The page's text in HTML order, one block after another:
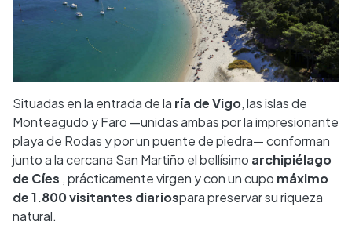
Situadas en la entrada de la ría de Vigo, las islas de
Monteagudo y Faro —unidas ambas por la impresionante
playa de Rodas y por un puente de piedra— conforman
junto a la cercana San Martiño el bellísimo archipiélago
de Cíes , prácticamente virgen y con un cupo máximo
de 1.800 visitantes diariospara preservar su riqueza
natural.